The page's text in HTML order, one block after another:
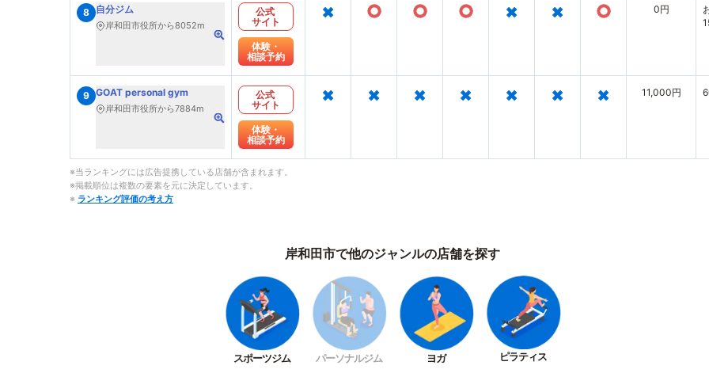
8 自分ジム
岸和田市役所から8052m
公式
サイト
体験・
相談予約
× ○ ○ ○ × × ○ 0円
9 GOAT personal gym
岸和田市役所から7884m
公式
サイト
体験・
相談予約
× × × × × × × 11,000円
※当ランキングには広告提携している店舗が含まれます。
※掲載順位は複数の要素を元に決定しています。
※ ランキング評価の考え方
岸和田市で他のジャンルの店舗を探す
スポーツジム パーソナルジム ヨガ ピラティス